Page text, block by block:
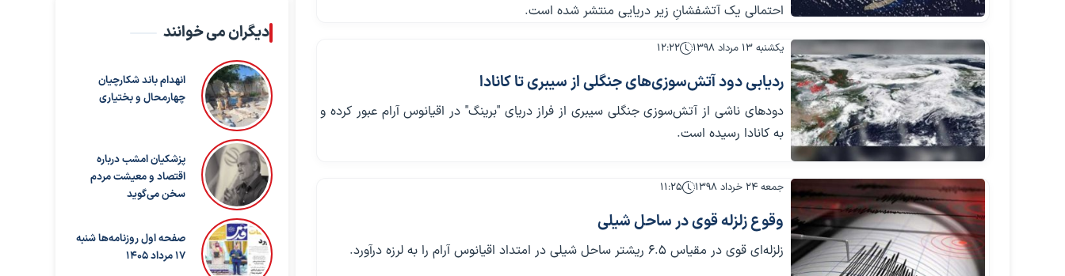
احتمالی یک آتشفشانِ زیر دریایی منتشر شده است.
یکشنبه ۱۳ مرداد ۱۳۹۸ ۱۲:۲۲
ردیابی دود آتش‌سوزی‌های جنگلی از سیبری تا کانادا
دودهای ناشی از آتش‌سوزی جنگلی سیبری از فراز دریای "برینگ" در اقیانوس آرام عبور کرده و
به کانادا رسیده است.
جمعه ۲۴ خرداد ۱۳۹۸ ۱۱:۲۵
وقوع زلزله قوی در ساحل شیلی
زلزله‌ای قوی در مقیاس ۶.۵ ریشتر ساحل شیلی در امتداد اقیانوس آرام را به لرزه درآورد.
دیگران می خوانند
انهدام باند شکارچیان
چهارمحال و بختیاری
پزشکیان امشب درباره
اقتصاد و معیشت مردم
سخن می‌گوید
صفحه اول روزنامه‌ها شنبه
17 مرداد 1405